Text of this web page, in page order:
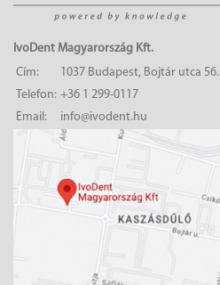
IvoDent Magyarország Kft.
Cím:
1037 Budapest, Bojtár utca 56.
Telefon: +36 1 299-0117
Email:
info@ivodent.hu